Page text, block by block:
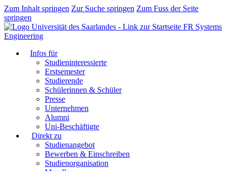
Zum Inhalt springen Zur Suche springen Zum Fuss der Seite
springen
FR Systems
Engineering
Infos für
Studieninteressierte
Erstsemester
Studierende
Schülerinnen & Schüler
Presse
Unternehmen
Alumni
Uni-Beschäftigte
Direkt zu
Studienangebot
Bewerben & Einschreiben
Studienorganisation